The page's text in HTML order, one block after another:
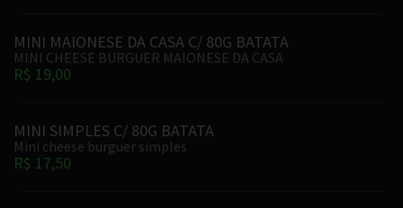
MINI MAIONESE DA CASA C/ 80G BATATA
MINI CHEESE BURGUER MAIONESE DA CASA
R$ 19,00
MINI SIMPLES C/ 80G BATATA
Mini cheese burguer simples
R$ 17,50